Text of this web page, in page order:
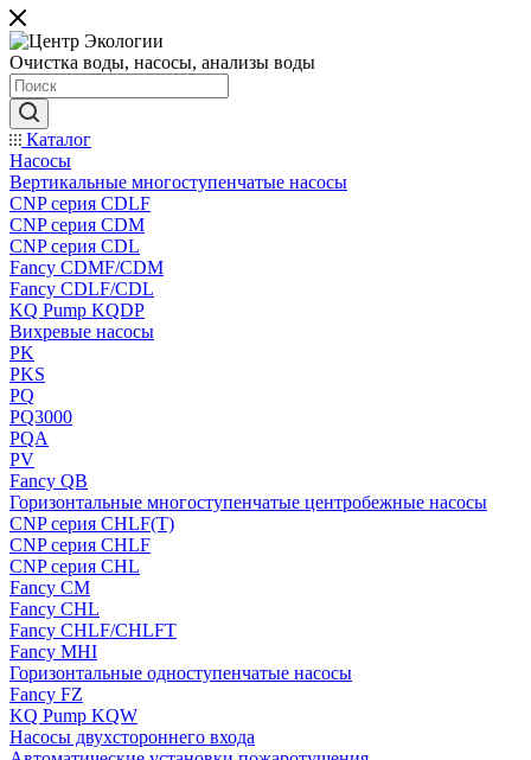
Очистка воды, насосы, анализы воды
Каталог
Насосы
Вертикальные многоступенчатые насосы
CNP серия CDLF
CNP серия CDM
CNP серия CDL
Fancy CDMF/CDM
Fancy CDLF/CDL
KQ Pump KQDP
Вихревые насосы
PK
PKS
PQ
PQ3000
PQA
PV
Fancy QB
Горизонтальные многоступенчатые центробежные насосы
CNP серия CHLF(T)
CNP серия CHLF
CNP серия CHL
Fancy CM
Fancy CHL
Fancy CHLF/CHLFT
Fancy MHI
Горизонтальные одноступенчатые насосы
Fancy FZ
KQ Pump KQW
Насосы двухстороннего входа